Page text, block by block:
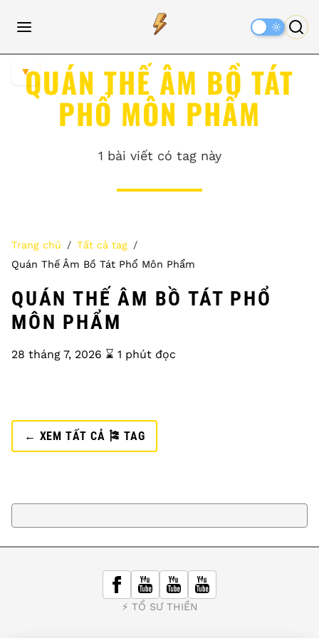
Mode
QUÁN THẾ ÂM BỒ TÁT
PHỔ MÔN PHẨM
1 bài viết có tag này
Trang chủ
Tất cả tag
Quán Thế Âm Bồ Tát Phổ Môn Phẩm
QUÁN THẾ ÂM BỒ TÁT PHỔ
MÔN PHẨM
28 tháng 7, 2026 ⌛️ 1 phút đọc
← XEM TẤT CẢ 🎏 TAG
▼
⚡️ TỔ SƯ THIỀN